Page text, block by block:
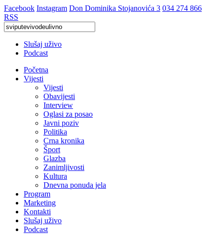
Facebook Instagram Don Dominika Stojanovića 3 034 274 866
RSS
Slušaj uživo
Podcast
Početna
Vijesti
Vijesti
Obavijesti
Interview
Oglasi za posao
Javni poziv
Politika
Crna kronika
Šport
Glazba
Zanimljivosti
Kultura
Dnevna ponuda jela
Program
Marketing
Kontakti
Slušaj uživo
Podcast